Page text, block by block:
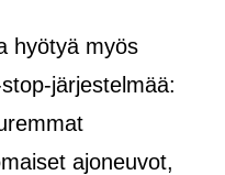
hyötyä myös
järjestelmää:
ajoneuvot,